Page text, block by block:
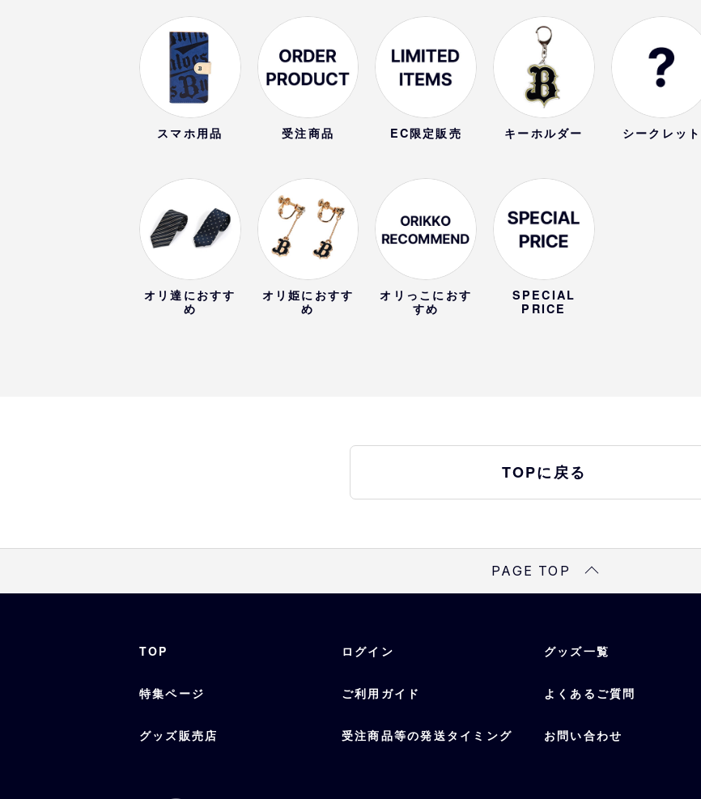
スマホ用品 受注商品 EC限定販売 キーホルダー シークレット
オリ達におすす
め
オリ姫におすす
め
オリっこにおす
すめ
SPECIAL
PRICE
TOPに戻る
PAGE TOP
TOP ログイン グッズ一覧
特集ページ ご利用ガイド よくあるご質問
グッズ販売店 受注商品等の発送タイミング お問い合わせ